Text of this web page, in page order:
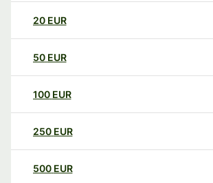
20 EUR
50 EUR
100 EUR
250 EUR
500 EUR